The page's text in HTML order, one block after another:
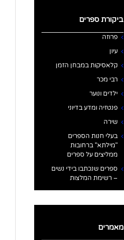
ביקורת ספרים
פרוזה
עיון
קלאסיקות במבחן הזמן
רבי מכר
ילדים ונוער
פנטזיה ומדע בדיוני
שירה
בעלי חנות הספרים
"מילתא" ברחובות
ממליצים על ספרים
ספרים שנכתבו בידי נשים
– רשימת המלצות
מאמרים